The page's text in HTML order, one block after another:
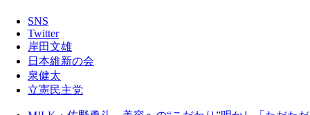
SNS
Twitter
岸田文雄
日本維新の会
泉健太
立憲民主党